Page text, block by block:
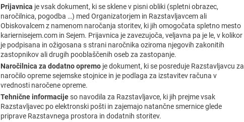
Prijavnica je vsak dokument, ki se sklene v pisni obliki (spletni obrazec,
naročilnica, pogodba …) med Organizatorjem in Razstavljavcem ali
Obiskovalcem z namenom naročanja storitev, ki jih omogočata spletno mesto
kariernisejem.com in Sejem. Prijavnica je zavezujoča, veljavna pa je le, v kolikor
je podpisana in ožigosana s strani naročnika oziroma njegovih zakonitih
zastopnikov ali drugih pooblaščenih oseb za zastopanje.
Naročilnica za dodatno opremo je dokument, ki se posreduje Razstavljavcu za
naročilo opreme sejemske stojnice in je podlaga za izstavitev računa v
vrednosti naročene opreme.
Tehnične informacijeso navodila za Razstavljavce, ki jih prejme vsak
Razstavljavec po elektronski pošti in zajemajo natančne smernice glede
priprave Razstavnega prostora in dodatnih storitev.